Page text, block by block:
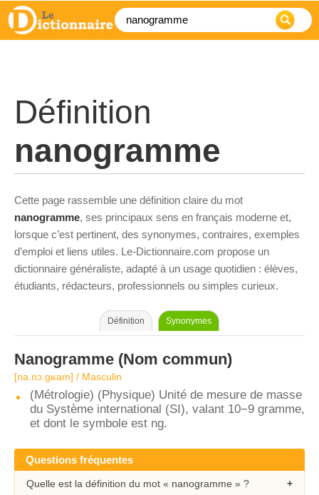
Définition
nanogramme
Cette page rassemble une définition claire du mot
nanogramme, ses principaux sens en français moderne et,
lorsque c’est pertinent, des synonymes, contraires, exemples
d’emploi et liens utiles. Le-Dictionnaire.com propose un
dictionnaire généraliste, adapté à un usage quotidien : élèves,
étudiants, rédacteurs, professionnels ou simples curieux.
Définition Synonymes
Nanogramme (Nom commun)
[na.nɔ.ɡʁam] / Masculin
(Métrologie) (Physique) Unité de mesure de masse
du Système international (SI), valant 10−9 gramme,
et dont le symbole est ng.
Questions fréquentes
Quelle est la définition du mot « nanogramme » ?